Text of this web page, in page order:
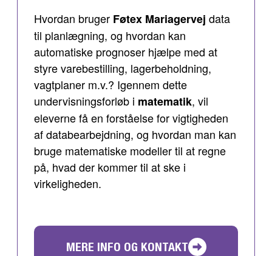
Hvordan bruger Føtex Mariagervej data
til planlægning, og hvordan kan
automatiske prognoser hjælpe med at
styre varebestilling, lagerbeholdning,
vagtplaner m.v.? Igennem dette
undervisningsforløb i matematik, vil
eleverne få en forståelse for vigtigheden
af databearbejdning, og hvordan man kan
bruge matematiske modeller til at regne
på, hvad der kommer til at ske i
virkeligheden.
MERE INFO OG KONTAKT